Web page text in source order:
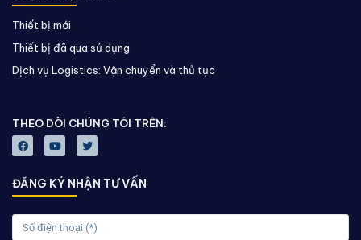
Thiết bị mới
Thiết bị đã qua sử dụng
Dịch vụ Logistics: Vận chuyển và thủ tục
THEO DÕI CHÚNG TÔI TRÊN:
ĐĂNG KÝ NHẬN TƯ VẤN